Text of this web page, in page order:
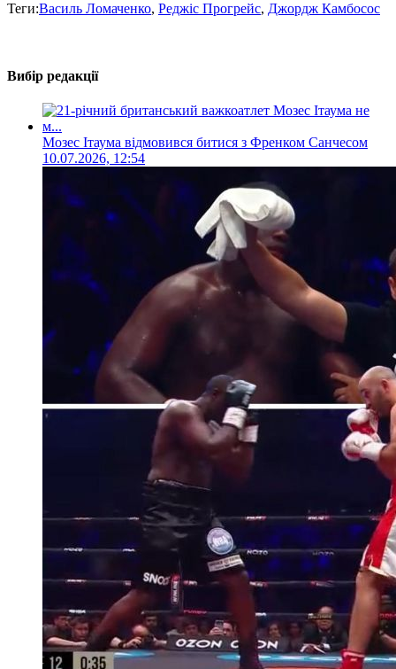
Теги:Василь Ломаченко, Реджіс Прогрейс, Джордж Камбосос
Вибір редакції
Мозес Ітаума відмовився битися з Френком Санчесом
10.07.2026, 12:54